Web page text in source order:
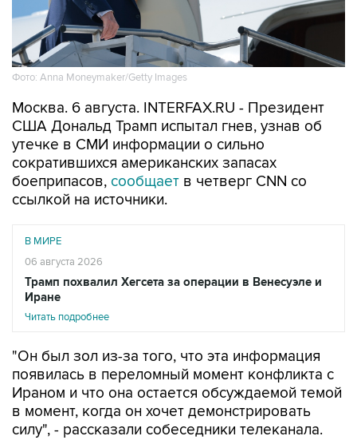
Фото: Anna Moneymaker/Getty Images
Москва. 6 августа. INTERFAX.RU - Президент
США Дональд Трамп испытал гнев, узнав об
утечке в СМИ информации о сильно
сократившихся американских запасах
боеприпасов, сообщает в четверг CNN со
ссылкой на источники.
В МИРЕ
06 августа 2026
Трамп похвалил Хегсета за операции в Венесуэле и
Иране
Читать подробнее
"Он был зол из-за того, что эта информация
появилась в переломный момент конфликта с
Ираном и что она остается обсуждаемой темой
в момент, когда он хочет демонстрировать
силу", - рассказали собеседники телеканала.